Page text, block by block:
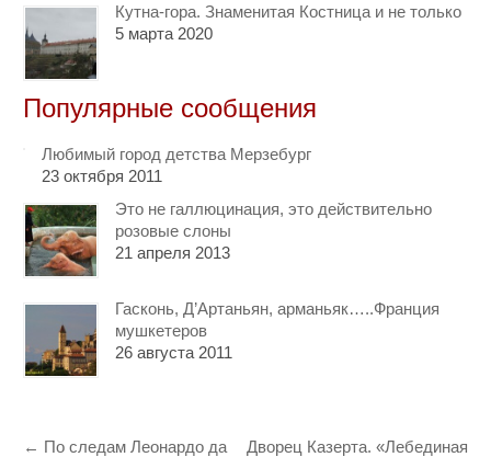
Кутна-гора. Знаменитая Костница и не только
5 марта 2020
Популярные сообщения
Любимый город детства Мерзебург
23 октября 2011
Это не галлюцинация, это действительно
розовые слоны
21 апреля 2013
Гасконь, Д’Артаньян, арманьяк…..Франция
мушкетеров
26 августа 2011
← По следам Леонардо да
Дворец Казерта. «Лебединая